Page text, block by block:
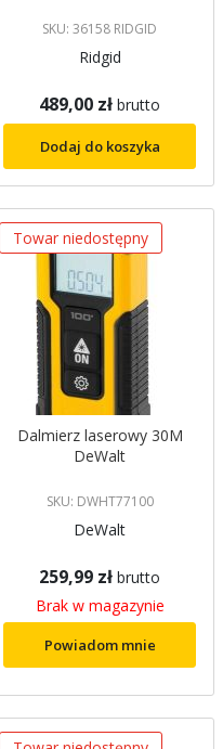
SKU: 36158 RIDGID
Ridgid
489,00 zł brutto
Dodaj do koszyka
Towar niedostępny
Dalmierz laserowy 30M
DeWalt
SKU: DWHT77100
DeWalt
259,99 zł brutto
Brak w magazynie
Powiadom mnie